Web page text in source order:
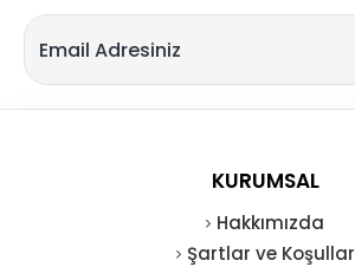
KURUMSAL
Hakkımızda
Şartlar ve Koşullar